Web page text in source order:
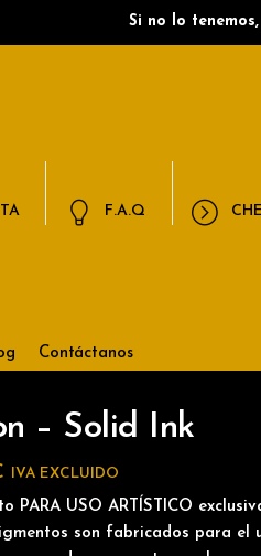
Si no lo
F.A.Q
Contáctanos
– Solid Ink
IVA EXCLUIDO
PARA USO ARTÍSTICO
son fabricados para el